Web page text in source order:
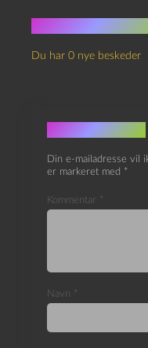
Du har 0 nye beskeder
Skriv et svar
Din e-mailadresse vil
er markeret med *
Kommentar *
Navn *